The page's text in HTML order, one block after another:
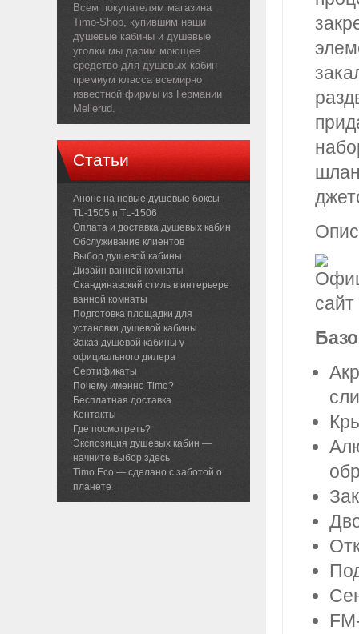
Всем покупателям магазина
Timo-Shop, купившим наши
душевые кабины и душевые
уголки мы дарим моющее
средство для душевых кабин
премиум класса всемирно
известной фирмы из Германии
Mellerud.
Статьи
Анонс на новые душевые боксы
TL-1505 и TL-1506
Оплата и доставка душевых кабин
Обслуживание клиентов
Выбор душевой кабины
Дизайн ванной комнаты
Скандинавский стиль в интерьере
ванной комнаты
Подготовка площадки для
установки душевой кабины
Заказ душевой кабины у
официального дилера
Сертификаты
Почему именно Timo?
Бесплатная доставка
Контакты
Где посмотреть?
Экспозиция душевых кабин —
начните выбор здесь
Timo Eco — сделано с заботой о
планете